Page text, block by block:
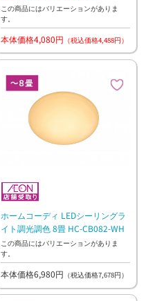
この商品にはバリエーションがありま
す。
本体価格4,080円 （税込価格4,488円）
ホームコーディ LEDシーリングラ
イト調光調色 8畳 HC-CB082-WH
この商品にはバリエーションがありま
す。
本体価格6,980円 （税込価格7,678円）